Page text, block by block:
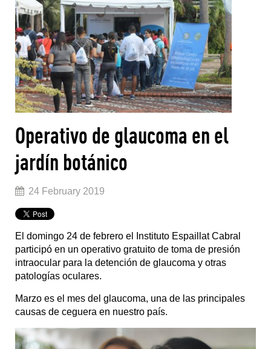
Operativo de glaucoma en el
jardín botánico
24 February 2019
El domingo 24 de febrero el Instituto Espaillat Cabral
participó en un operativo gratuito de toma de presión
intraocular para la detención de glaucoma y otras
patologías oculares.
Marzo es el mes del glaucoma, una de las principales
causas de ceguera en nuestro país.